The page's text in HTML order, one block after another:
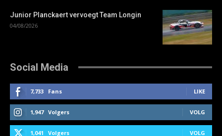
Junior Planckaert vervoegt Team Longin
04/08/2026
Social Media
7,733 Fans LIKE
1,947 Volgers VOLG
1,041 Volgers VOLG